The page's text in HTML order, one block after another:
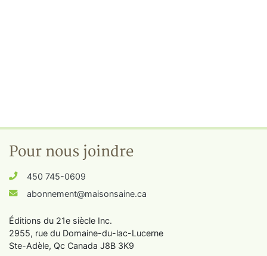
Pour nous joindre
450 745-0609
abonnement@maisonsaine.ca
Éditions du 21e siècle Inc.
2955, rue du Domaine-du-lac-Lucerne
Ste-Adèle, Qc Canada J8B 3K9